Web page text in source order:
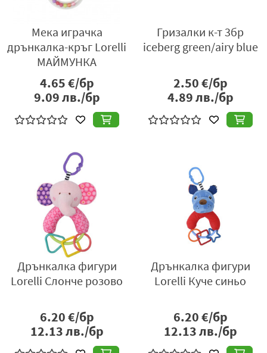
Мека играчка
дрънкалка-кръг Lorelli
МАЙМУНКА
4.65€/бр
9.09лв./бр
Гризалки к-т 3бр
iceberg green/airy blue
2.50€/бр
4.89лв./бр
Дрънкалка фигури
Lorelli Слонче розово
6.20€/бр
12.13лв./бр
Дрънкалка фигури
Lorelli Куче синьо
6.20€/бр
12.13лв./бр